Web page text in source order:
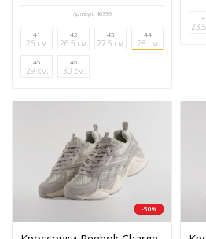
Артикул: 46399
41
26 см.
42
26.5 см.
43
27.5 см.
44
28 см.
45
29 см.
46
30 см.
-50%